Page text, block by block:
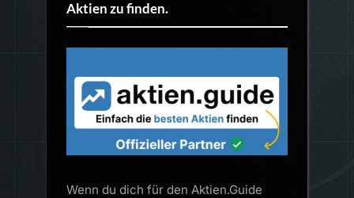
Aktien zu finden.
Wenn du dich für den Aktien.Guide